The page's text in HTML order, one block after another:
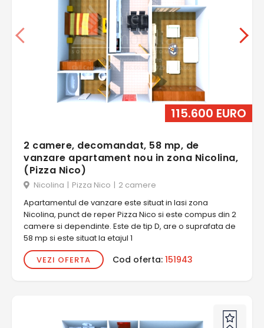
115.600 EURO
2 camere, decomandat, 58 mp, de
vanzare apartament nou in zona Nicolina,
(Pizza Nico)
Nicolina | Pizza Nico | 2 camere
Apartamentul de vanzare este situat in Iasi zona
Nicolina, punct de reper Pizza Nico si este compus din 2
camere si dependinte. Este de tip D, are o suprafata de
58 mp si este situat la etajul 1
VEZI OFERTA
Cod oferta: 151943